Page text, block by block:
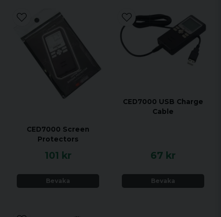
CED7000 Screen
Protectors
101 kr
Bevaka
CED7000 USB Charge
Cable
67 kr
Bevaka